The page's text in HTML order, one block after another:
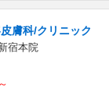
膚科/クリニック
宿本院